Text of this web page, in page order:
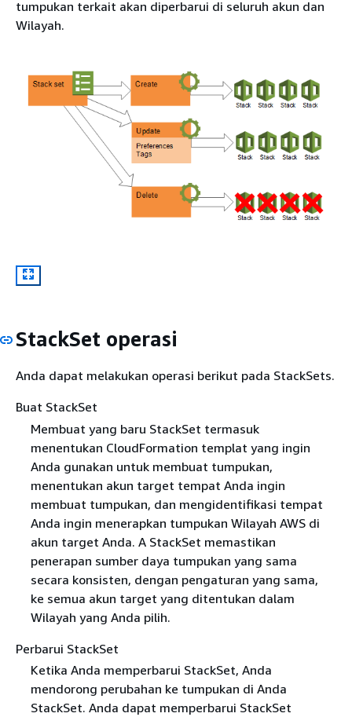
tumpukan terkait akan diperbarui di seluruh akun dan
Wilayah.
StackSet operasi
Anda dapat melakukan operasi berikut pada StackSets.
Buat StackSet
Membuat yang baru StackSet termasuk
menentukan CloudFormation templat yang ingin
Anda gunakan untuk membuat tumpukan,
menentukan akun target tempat Anda ingin
membuat tumpukan, dan mengidentifikasi tempat
Anda ingin menerapkan tumpukan Wilayah AWS di
akun target Anda. A StackSet memastikan
penerapan sumber daya tumpukan yang sama
secara konsisten, dengan pengaturan yang sama,
ke semua akun target yang ditentukan dalam
Wilayah yang Anda pilih.
Perbarui StackSet
Ketika Anda memperbarui StackSet, Anda
mendorong perubahan ke tumpukan di Anda
StackSet. Anda dapat memperbarui StackSet